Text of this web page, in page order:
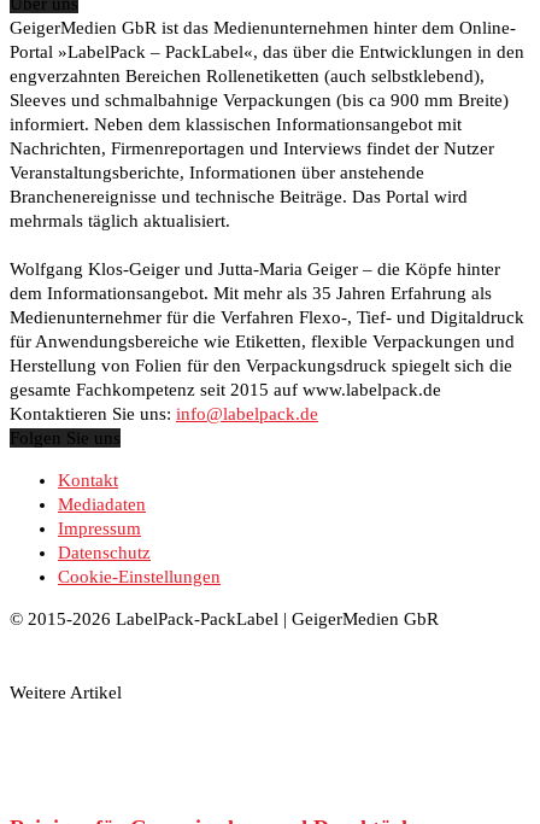
GeigerMedien GbR ist das Medienunternehmen hinter dem Online-
Portal »LabelPack – PackLabel«, das über die Entwicklungen in den
engverzahnten Bereichen Rollenetiketten (auch selbstklebend),
Sleeves und schmalbahnige Verpackungen (bis ca 900 mm Breite)
informiert. Neben dem klassischen Informationsangebot mit
Nachrichten, Firmenreportagen und Interviews findet der Nutzer
Veranstaltungsberichte, Informationen über anstehende
Branchenereignisse und technische Beiträge. Das Portal wird
mehrmals täglich aktualisiert.
Wolfgang Klos-Geiger und Jutta-Maria Geiger – die Köpfe hinter
dem Informationsangebot. Mit mehr als 35 Jahren Erfahrung als
Medienunternehmer für die Verfahren Flexo-, Tief- und Digitaldruck
für Anwendungsbereiche wie Etiketten, flexible Verpackungen und
Herstellung von Folien für den Verpackungsdruck spiegelt sich die
gesamte Fachkompetenz seit 2015 auf www.labelpack.de
Kontaktieren Sie uns: info@labelpack.de
Folgen Sie uns
Kontakt
Mediadaten
Impressum
Datenschutz
Cookie-Einstellungen
© 2015-2026 LabelPack-PackLabel | GeigerMedien GbR
Weitere Artikel